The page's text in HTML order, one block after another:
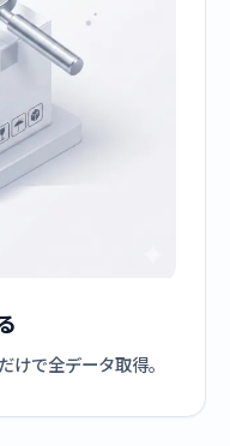
けで全データ取得。